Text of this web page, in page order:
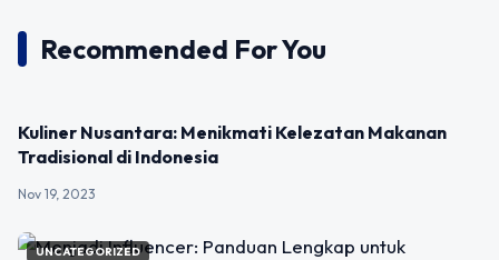
Recommended For You
Kuliner Nusantara: Menikmati Kelezatan Makanan
Tradisional di Indonesia
Nov 19, 2023
UNCATEGORIZED